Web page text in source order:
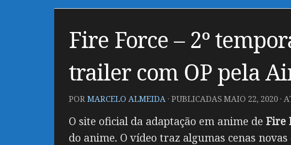
Fire Force – 2º
trailer com OP pela
PORMARCELO ALMEIDA · PUBLICADASMAIO 22, 2020 ·
O site oficial da adaptação em anime de Fire
do anime. O vídeo traz algumas cenas